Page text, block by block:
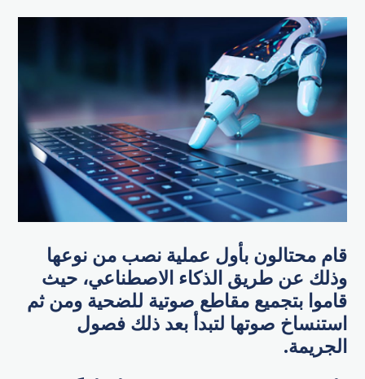
قام محتالون بأول عملية نصب من نوعها
وذلك عن طريق الذكاء الاصطناعي، حيث
قاموا بتجميع مقاطع صوتية للضحية ومن ثم
استنساخ صوتها لتبدأ بعد ذلك فصول
الجريمة.